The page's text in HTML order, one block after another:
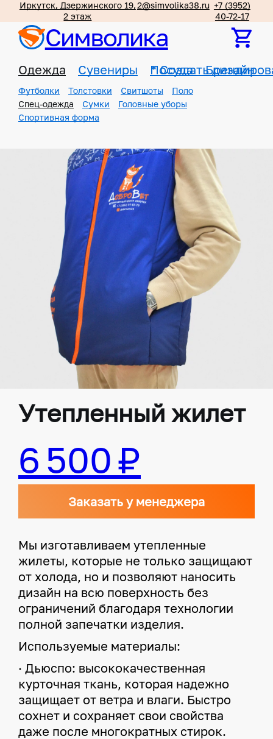
Иркутск, Дзержинского 19,
2 этаж
2@simvolika38.ru +7 (3952)
40-72-17
Символика
Одежда Сувениры Посуда
*Создать дизайн
Футболки Толстовки Свитшоты
Поло
Спец-одежда
Сумки
Головные уборы
Спортивная форма
Утепленный жилет
6 500 ₽
Заказать у менеджера
Мы изготавливаем утепленные
жилеты, которые не только защищают
от холода, но и позволяют наносить
дизайн на всю поверхность без
ограничений благодаря технологии
полной запечатки изделия.
Используемые материалы:
· Дьюспо: высококачественная
курточная ткань, которая надежно
защищает от ветра и влаги. Быстро
сохнет и сохраняет свои свойства
даже после многократных стирок.